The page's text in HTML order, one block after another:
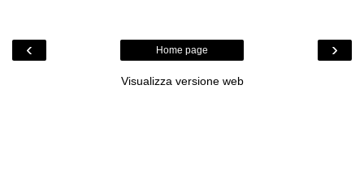
‹ ›
Home page
Visualizza versione web